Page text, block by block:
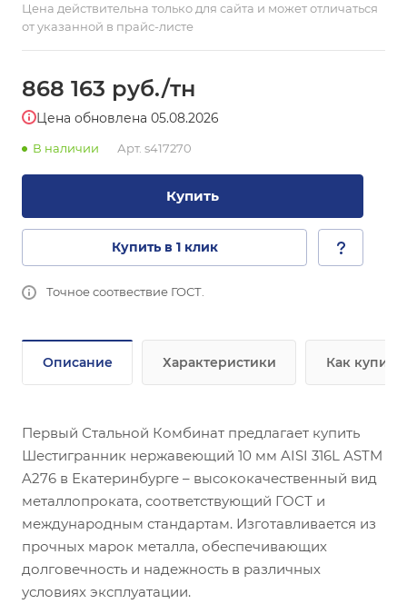
Цена действительна только для сайта и может отличаться
от указанной в прайс-листе
868 163 руб./тн
Цена обновлена 05.08.2026
В наличии Арт. s417270
Купить
Купить в 1 клик
Точное соотвествие ГОСТ.
Описание Характеристики Как купить
Первый Стальной Комбинат предлагает купить
Шестигранник нержавеющий 10 мм AISI 316L ASTM
A276 в Екатеринбурге – высококачественный вид
металлопроката, соответствующий ГОСТ и
международным стандартам. Изготавливается из
прочных марок металла, обеспечивающих
долговечность и надежность в различных
условиях эксплуатации.